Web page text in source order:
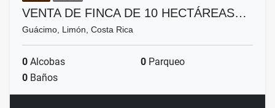
VENTA DE FINCA DE 10 HECTÁREAS…
Guácimo, Limón, Costa Rica
0 Alcobas 0 Parqueo
0 Baños